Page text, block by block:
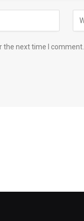
the next time I comment.